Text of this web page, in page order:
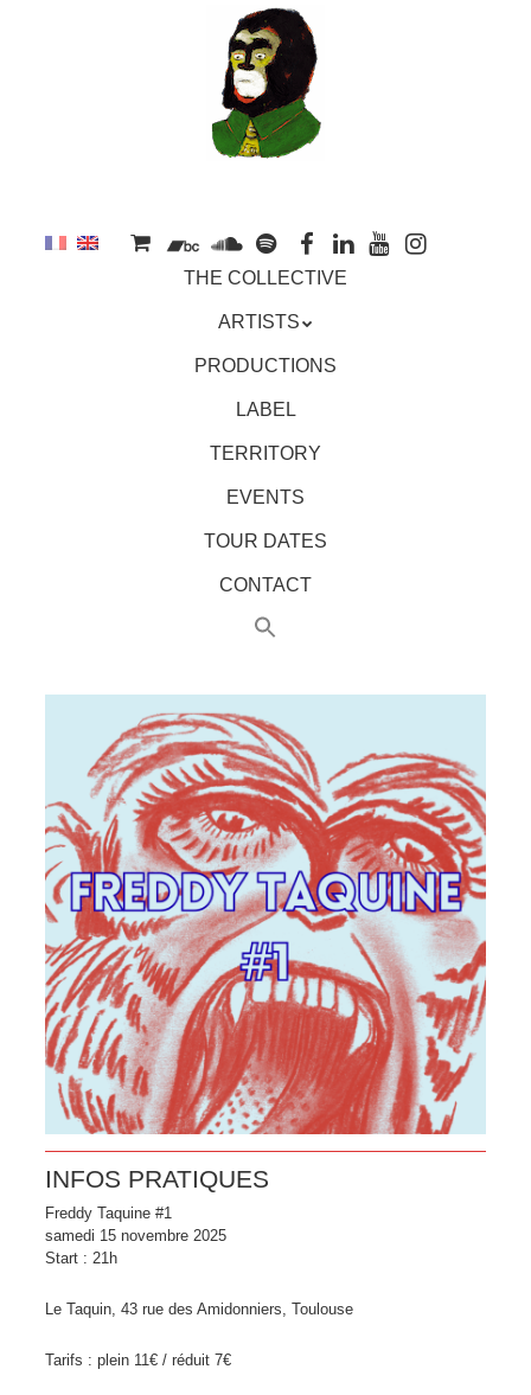
THE COLLECTIVE
ARTISTS
PRODUCTIONS
LABEL
TERRITORY
EVENTS
TOUR DATES
CONTACT
INFOS PRATIQUES
Freddy Taquine #1
samedi 15 novembre 2025
Start : 21h
Le Taquin, 43 rue des Amidonniers, Toulouse
Tarifs : plein 11€ / réduit 7€